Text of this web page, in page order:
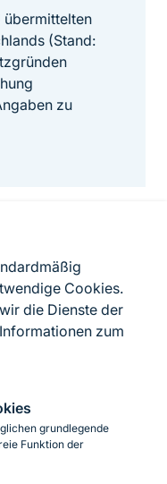
Cookies.
die Dienste der
zum
grundlegende
Funktion der
übermittelten
(Stand:
zu